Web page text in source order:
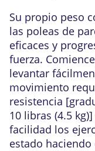
Su propio peso
las poleas de
eficaces y
fuerza.
levantar
movimiento
resistencia
10 libras (4.5 kg)]
facilidad los
estado